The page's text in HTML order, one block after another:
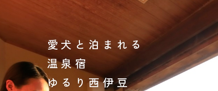
愛犬と泊まれる
温泉宿
ゆるり西伊豆